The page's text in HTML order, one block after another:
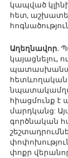
կապված
հետ,
Աղեղնավոր.
կայացնելու,
հետևողական
հիացմունք է
մարդկանց:
գործնական
փոքր